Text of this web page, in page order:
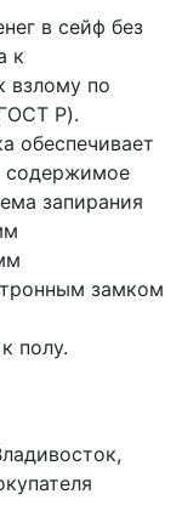
в сейф без
к
взлому по
Р).
обеспечивает
содержимое
запирания
замком
полу.